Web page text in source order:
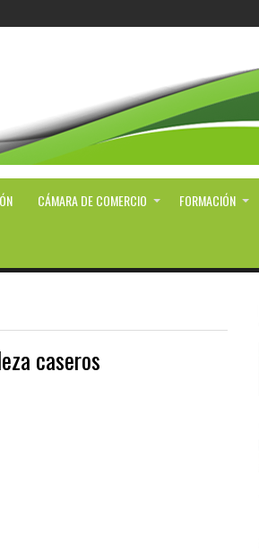
CÁMARA DE COMERCIO FORMACIÓN
caseros